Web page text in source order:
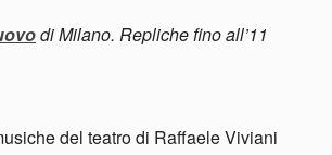
di Milano. Repliche fino all’11
del teatro di Raffaele Viviani